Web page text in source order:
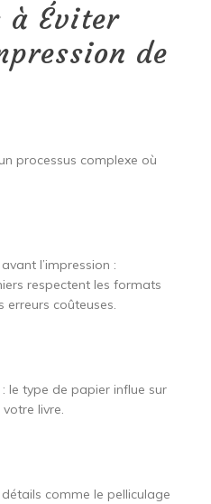
à Éviter
de
processus complexe où
l’impression :
respectent les formats
erreurs coûteuses.
le type de papier influe sur
livre.
comme le pelliculage